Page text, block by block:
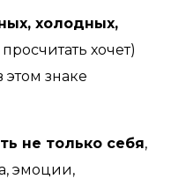
холодных,
хочет)
знаке
не только себя,
эмоции,